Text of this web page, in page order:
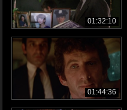
01:32:10
01:44:36